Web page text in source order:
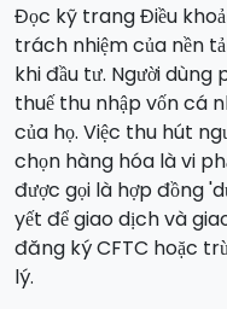
Đọc kỹ trang Điều
trách nhiệm của nền
khi đầu tư. Người dùng
thuế thu nhập vốn cá
của họ. Việc thu hút
chọn hàng hóa là vi
được gọi là hợp đồng
yết để giao dịch và
đăng ký CFTC hoặc
lý.